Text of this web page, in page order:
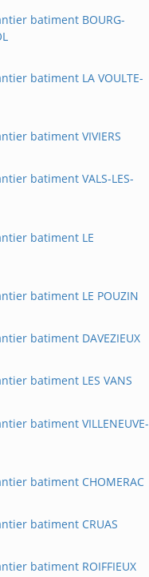
batiment BOURG-
batiment LA VOULTE-
batiment VIVIERS
batiment VALS-LES-
batiment LE
batiment LE POUZIN
batiment DAVEZIEUX
batiment LES VANS
batiment VILLENEUVE-
batiment CHOMERAC
batiment CRUAS
batiment ROIFFIEUX